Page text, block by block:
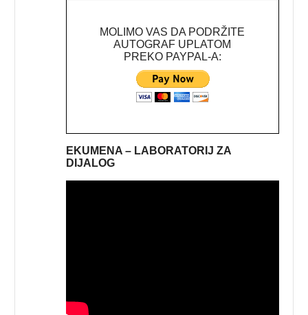
MOLIMO VAS DA PODRŽITE
AUTOGRAF UPLATOM
PREKO PAYPAL-A:
EKUMENA – LABORATORIJ ZA
DIJALOG